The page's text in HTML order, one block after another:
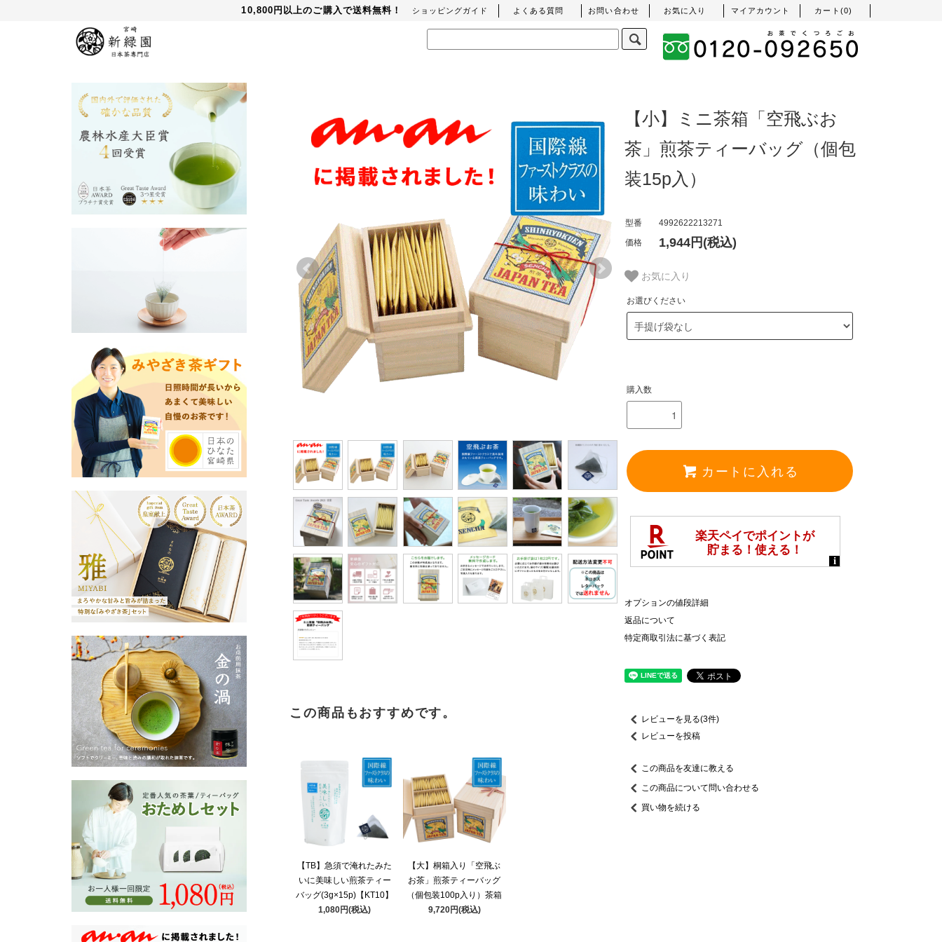
10,800円以上のご購入で送料無料！ ショッピングガイド よくある質問 お問い合わせ お気に入り マイアカウント カート(0)
この商品もおすすめです。
【TB】急須で淹れたみた
いに美味しい煎茶ティー
バッグ(3g×15p)【KT10】
1,080円(税込)
【大】桐箱入り「空飛ぶ
お茶」煎茶ティーバッグ
（個包装100p入り）茶箱
9,720円(税込)
【小】ミニ茶箱「空飛ぶお
茶」煎茶ティーバッグ（個包
装15p入）
型番
4992622213271
価格
1,944円(税込)
お気に入り
お選びください
購入数
カートに入れる
オプションの値段詳細
返品について
特定商取引法に基づく表記
レビューを見る(3件)
レビューを投稿
この商品を友達に教える
この商品について問い合わせる
買い物を続ける